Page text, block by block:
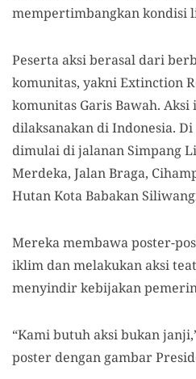
mempertimbangkan kondisi
Peserta aksi berasal dari
komunitas, yakni Extinction
komunitas Garis Bawah.
dilaksanakan di Indonesia.
dimulai di jalanan Simpang
Merdeka, Jalan Braga,
Hutan Kota Babakan
Mereka membawa poster-
iklim dan melakukan aksi
menyindir kebijakan
“Kami butuh aksi bukan
poster dengan gambar